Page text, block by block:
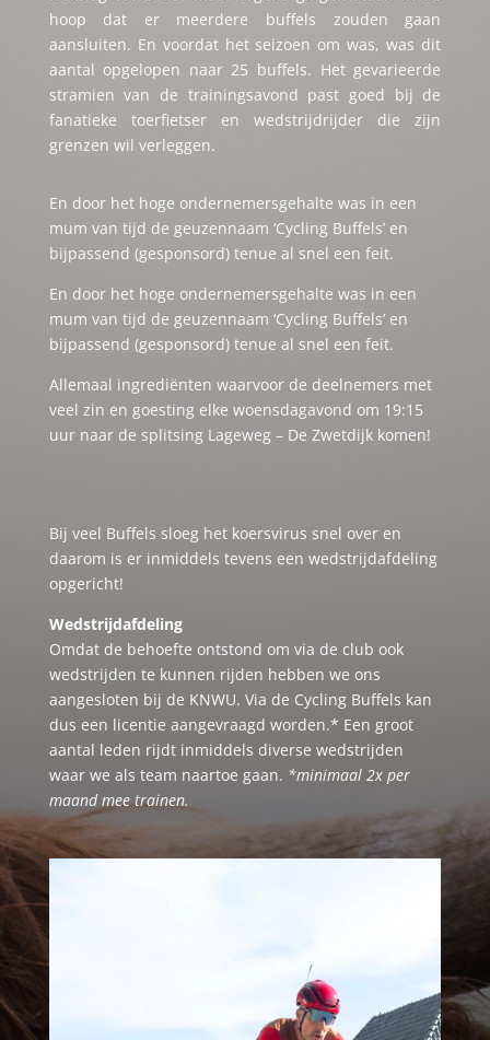
hoop dat er meerdere buffels zouden gaan
aansluiten. En voordat het seizoen om was, was dit
aantal opgelopen naar 25 buffels. Het gevarieerde
stramien van de trainingsavond past goed bij de
fanatieke toerfietser en wedstrijdrijder die zijn
grenzen wil verleggen.
En door het hoge ondernemersgehalte was in een
mum van tijd de geuzennaam ‘Cycling Buffels’ en
bijpassend (gesponsord) tenue al snel een feit.
En door het hoge ondernemersgehalte was in een
mum van tijd de geuzennaam ‘Cycling Buffels’ en
bijpassend (gesponsord) tenue al snel een feit.
Allemaal ingrediënten waarvoor de deelnemers met
veel zin en goesting elke woensdagavond om 19:15
uur naar de splitsing Lageweg – De Zwetdijk komen!
Bij veel Buffels sloeg het koersvirus snel over en
daarom is er inmiddels tevens een wedstrijdafdeling
opgericht!
Wedstrijdafdeling
Omdat de behoefte ontstond om via de club ook
wedstrijden te kunnen rijden hebben we ons
aangesloten bij de KNWU. Via de Cycling Buffels kan
dus een licentie aangevraagd worden.* Een groot
aantal leden rijdt inmiddels diverse wedstrijden
waar we als team naartoe gaan. *minimaal 2x per
maand mee trainen.